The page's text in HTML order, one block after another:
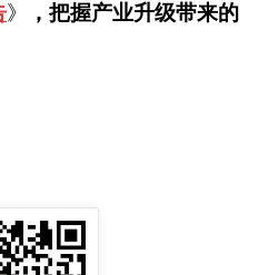
》
，把握产业升级带来的